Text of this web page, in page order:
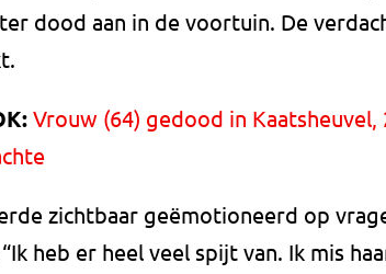
dood aan in de voortuin. De
Vrouw (64) gedood in
zichtbaar geëmotioneerd op
heb er heel veel spijt van. Ik mis